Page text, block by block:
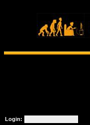
Login: